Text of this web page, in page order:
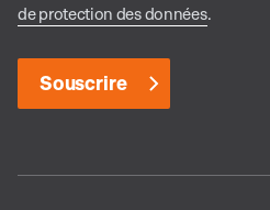
de protection des données.